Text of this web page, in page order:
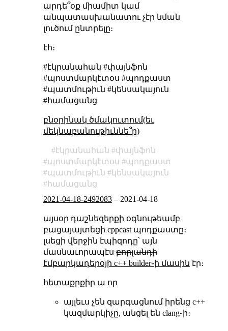
արդե՞օք միամիտ կամ
անպատասխանատու չէր նման
լուծում ընտրելը։
էհ։
#էկրանահան #փայնֆոն
#պոստմարկէտօս #պոդքաստ
#պատմութիւն #կենսակայուն
#համացանց
բնօրինակ ծմակուտում(եւ
մեկնաբանութիւննե՞ր)
էկրանահան
փայնֆոն
պոստմարկէտօս
պոդքաստ
պատմութիւն
կենսակայուն
համացանց
2021-04-18-2492083– 2021-04-18
այսօր դաշնեզերքի օգնութեամբ
բացայայտեցի cppcast պոդքաստը։
լսեցի վերջին էպիզոդը՝ այն
մասնաւորապէս ̶բ̶ո̶ր̶լ̶ա̶ն̶դ̶ի̶
էմբարկադերօյի c++ builder֊ի մասին էր։
հետաքրքիր ա որ
այլեւս չեն զարգացնում իրենց c++
կազմարկիչը, անցել են clang֊ի։